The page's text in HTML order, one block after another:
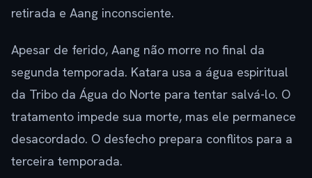
retirada e Aang inconsciente.
Apesar de ferido, Aang não morre no final da
segunda temporada. Katara usa a água espiritual
da Tribo da Água do Norte para tentar salvá-lo. O
tratamento impede sua morte, mas ele permanece
desacordado. O desfecho prepara conflitos para a
terceira temporada.